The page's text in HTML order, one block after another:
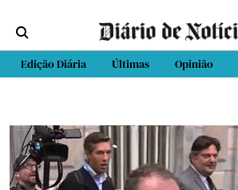
Edição Diária Últimas Opinião